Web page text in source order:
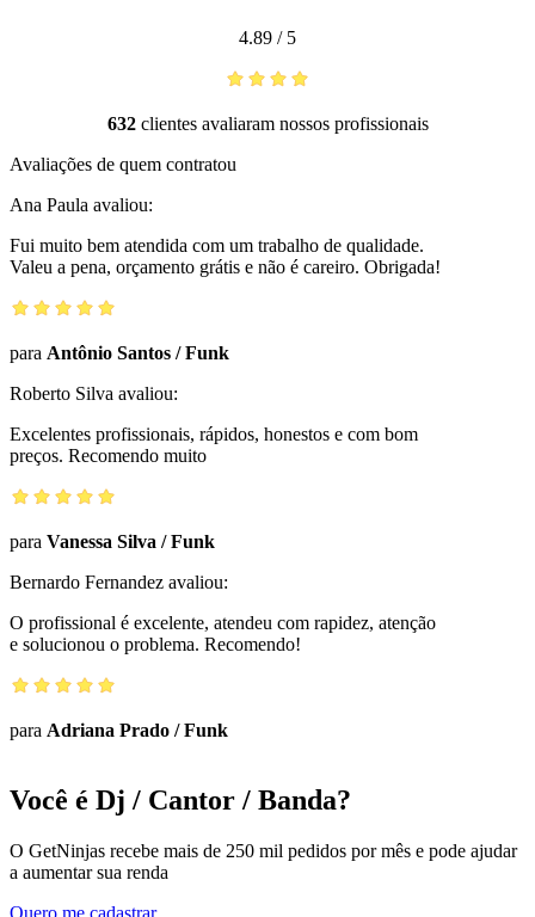
4.89 / 5
632clientes avaliaram nossos profissionais
Avaliações de quem contratou
Ana Paula avaliou:
Fui muito bem atendida com um trabalho de qualidade.
Valeu a pena, orçamento grátis e não é careiro. Obrigada!
para Antônio Santos /Funk
Roberto Silva avaliou:
Excelentes profissionais, rápidos, honestos e com bom
preços. Recomendo muito
para Vanessa Silva /Funk
Bernardo Fernandez avaliou:
O profissional é excelente, atendeu com rapidez, atenção
e solucionou o problema. Recomendo!
para Adriana Prado /Funk
Você é Dj / Cantor / Banda?
O GetNinjas recebe mais de 250 mil pedidos por mês e pode ajudar
a aumentar sua renda
Quero me cadastrar